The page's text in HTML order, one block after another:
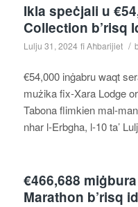
Ikla speċjali u
Collection b’risq
Lulju 31, 2024 fiAħbarijiet /
€54,000 inġabru waqt
mużika fix‑Xara Lodge
Tabona flimkien
nhar l‑Erbgha, l-10 ta’
€466,688
Marathon b’risq